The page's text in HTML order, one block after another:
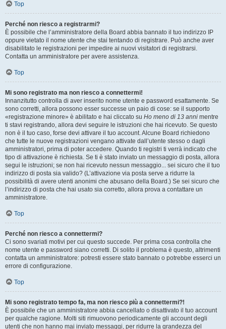
Top
Perché non riesco a registrarmi?
È possibile che l’amministratore della Board abbia bannato il tuo indirizzo IP
oppure vietato il nome utente che stai tentando di registrare. Può anche aver
disabilitato le registrazioni per impedire ai nuovi visitatori di registrarsi.
Contatta un amministratore per avere assistenza.
Top
Mi sono registrato ma non riesco a connettermi!
Innanzitutto controlla di aver inserito nome utente e password esattamente. Se
sono corretti, allora possono esser successe un paio di cose: se il supporto
«registrazione minore» è abilitato e hai cliccato su Ho meno di 13 anni mentre
ti stavi registrando, allora devi seguire le istruzioni che hai ricevuto. Se questo
non è il tuo caso, forse devi attivare il tuo account. Alcune Board richiedono
che tutte le nuove registrazioni vengano attivate dall’utente stesso o dagli
amministratori, prima di poter accedere. Quando ti registri ti verrà indicato che
tipo di attivazione è richiesta. Se ti è stato inviato un messaggio di posta, allora
segui le istruzioni; se non hai ricevuto nessun messaggio... sei sicuro che il tuo
indirizzo di posta sia valido? (L’attivazione via posta serve a ridurre la
possibilità di avere utenti anonimi che abusano della Board.) Se sei sicuro che
l’indirizzo di posta che hai usato sia corretto, allora prova a contattare un
amministratore.
Top
Perché non riesco a connettermi?
Ci sono svariati motivi per cui questo succede. Per prima cosa controlla che
nome utente e password siano corretti. Di solito il problema è questo, altrimenti
contatta un amministratore: potresti essere stato bannato o potrebbe esserci un
errore di configurazione.
Top
Mi sono registrato tempo fa, ma non riesco più a connettermi?!
È possibile che un amministratore abbia cancellato o disattivato il tuo account
per qualche ragione. Molti siti rimuovono periodicamente gli account degli
utenti che non hanno mai inviato messaggi, per ridurre la grandezza del